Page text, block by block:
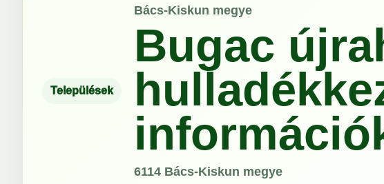
Települések
Bács-Kiskun megye
Bugac
6114 Bács-Kiskun megye